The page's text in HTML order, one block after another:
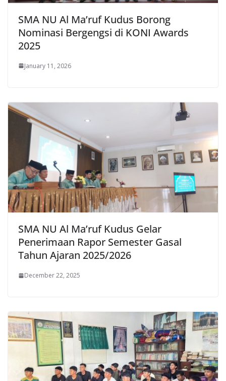
SMA NU Al Ma’ruf Kudus Borong
Nominasi Bergengsi di KONI Awards
2025
January 11, 2026
SMA NU Al Ma’ruf Kudus Gelar
Penerimaan Rapor Semester Gasal
Tahun Ajaran 2025/2026
December 22, 2025